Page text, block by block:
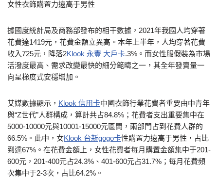
女性衣飾購置力遠高于男性
據國度統計局及商務部發布的相干數據，2021年我國人均穿著
花費達1419元，花費金額立異高。本年上半年，人均穿著花費
收入725元，降落2Klook 永豐 大戶卡.3%。而女性服假裝為市場
活潑度最高、需求改變最快的細分範疇之一，其全年發賣量一
向呈梯度式安穩增加。
艾媒數據顯示， Klook 信用卡中國衣飾行業花費者重要由中青年
與“Z世代”人群構成，算計共占84.8%；花費者支出重要集中在
5000-10000元與10001-15000元區間，兩部門占到花費人群的
66.5%。此中，女Klook 台新gogo卡性購置力遠高于男性，占比
到達67%。在花費金額上，女性花費者每月購置金額集中于201-
600元，201-400元占24.3%、401-600元占31.7%；每月花費頻
次集中于2-3次，占比64.2%。